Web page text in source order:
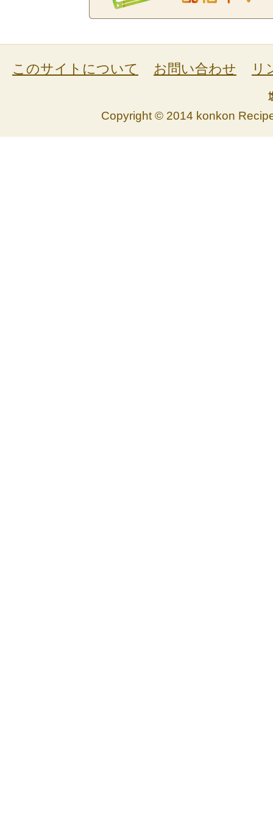
このサイトについて お問い合わせ リ
Copyright © 2014 konkon